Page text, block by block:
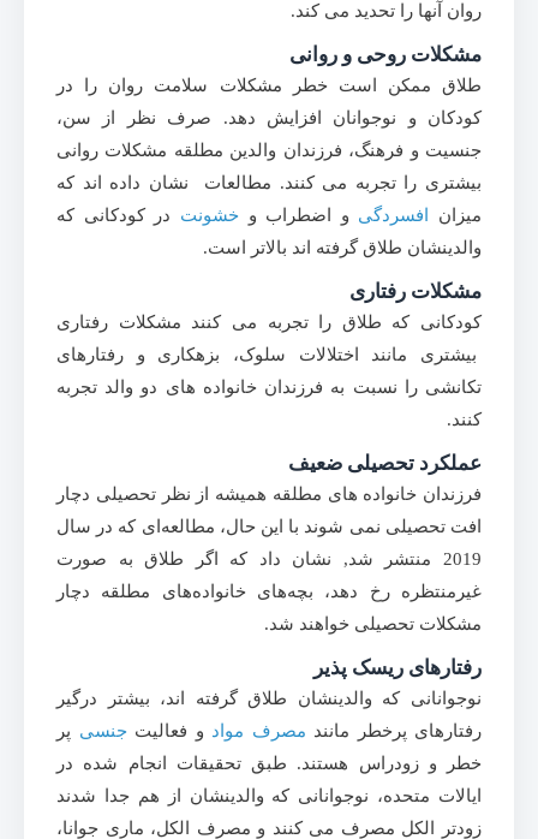
روان آنها را تحدید می کند.
مشکلات روحی و روانی
طلاق ممکن است خطر مشکلات سلامت روان را در
کودکان و نوجوانان افزایش دهد. صرف نظر از سن،
جنسیت و فرهنگ، فرزندان والدین مطلقه مشکلات روانی
بیشتری را تجربه می کنند. مطالعات نشان داده اند که
میزان
افسردگی و اضطراب وخشونت در کودکانی که
والدینشان طلاق گرفته اند بالاتر است.
مشکلات رفتاری
کودکانی که طلاق را تجربه می کنند مشکلات رفتاری
بیشتری مانند اختلالات سلوک، بزهکاری و رفتارهای
تکانشی را نسبت به فرزندان خانواده های دو والد تجربه
کنند.
عملکرد تحصیلی ضعیف
فرزندان خانواده های مطلقه همیشه از نظر تحصیلی دچار
افت تحصیلی نمی شوند با این حال، مطالعه‌ای که در سال
2019 منتشر شد, نشان داد که اگر طلاق به صورت
غیرمنتظره رخ دهد، بچه‌های خانواده‌های مطلقه دچار
مشکلات تحصیلی خواهند شد.
رفتارهای ریسک پذیر
نوجوانانی که والدینشان طلاق گرفته اند، بیشتر درگیر
رفتارهای پرخطر مانند مصرف مواد و فعالیتجنسی پر
خطر و زودراس هستند. طبق تحقیقات انجام شده در
ایالات متحده، نوجوانانی که والدینشان از هم جدا شدند
زودتر الکل مصرف می کنند و مصرف الکل، ماری جوانا،